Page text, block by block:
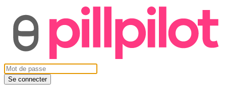
Se connecter